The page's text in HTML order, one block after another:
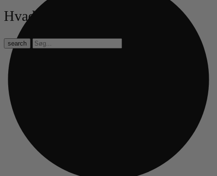
Hvad leder du efter?
search